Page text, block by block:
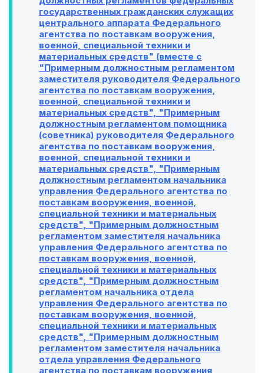
государственных гражданских служащих
центрального аппарата Федерального
агентства по поставкам вооружения,
военной, специальной техники и
материальных средств" (вместе с
"Примерным должностным регламентом
заместителя руководителя Федерального
агентства по поставкам вооружения,
военной, специальной техники и
материальных средств", "Примерным
должностным регламентом помощника
(советника) руководителя Федерального
агентства по поставкам вооружения,
военной, специальной техники и
материальных средств", "Примерным
должностным регламентом начальника
управления Федерального агентства по
поставкам вооружения, военной,
специальной техники и материальных
средств", "Примерным должностным
регламентом заместителя начальника
управления Федерального агентства по
поставкам вооружения, военной,
специальной техники и материальных
средств", "Примерным должностным
регламентом начальника отдела
управления Федерального агентства по
поставкам вооружения, военной,
специальной техники и материальных
средств", "Примерным должностным
регламентом заместителя начальника
отдела управления Федерального
агентства по поставкам вооружения,